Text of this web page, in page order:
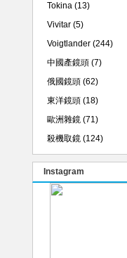
Tokina (13)
Vivitar (5)
Voigtlander (244)
中國產鏡頭 (7)
俄國鏡頭 (62)
東洋鏡頭 (18)
歐洲雜鏡 (71)
殺機取鏡 (124)
Instagram